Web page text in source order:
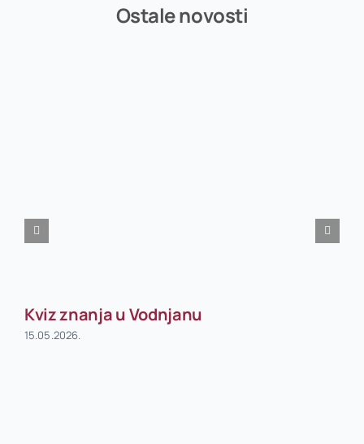
Ostale novosti
Kviz znanja u Vodnjanu
15.05.2026.